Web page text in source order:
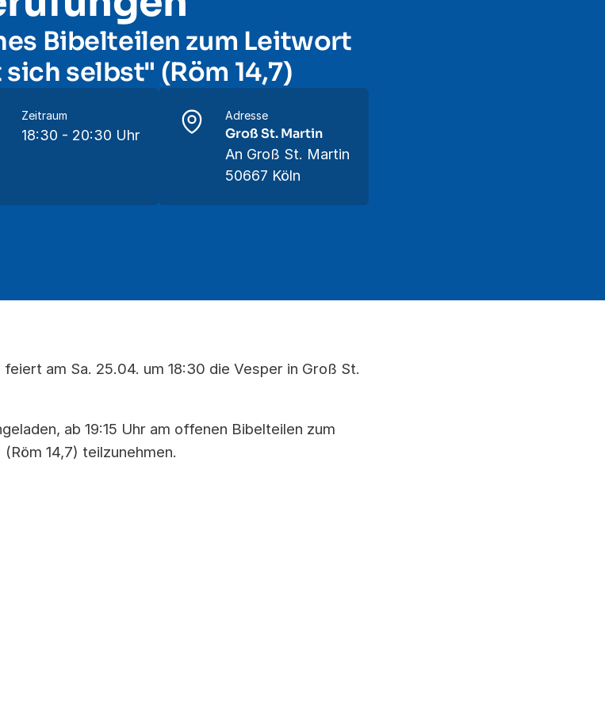
Bibelteilen zum Leitwort
selbst" (Röm 14,7)
Zeitraum
18:30 - 20:30 Uhr
Adresse
Groß St. Martin
An Groß St. Martin
50667 Köln
am Sa. 25.04. um 18:30 die Vesper in Groß St.
ab 19:15 Uhr am offenen Bibelteilen zum
14,7) teilzunehmen.